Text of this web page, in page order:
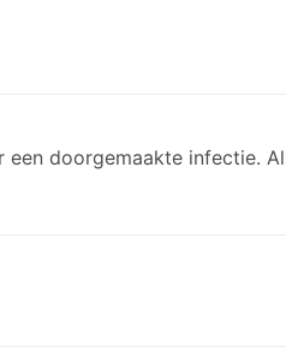
doorgemaakte infectie.